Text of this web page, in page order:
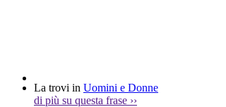
La trovi in Uomini e Donne
di più su questa frase ››